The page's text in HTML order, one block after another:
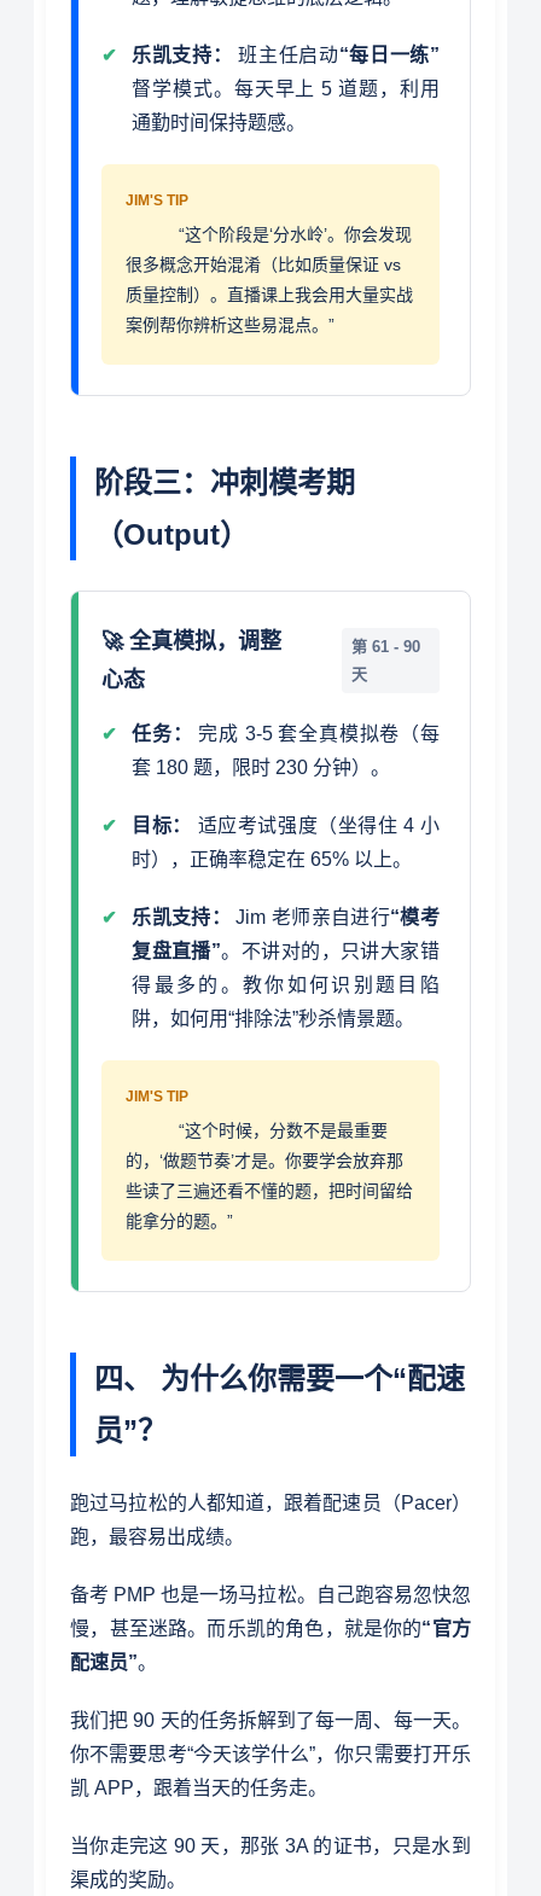
乐凯支持： 班主任启动“每日一练”
督学模式。每天早上 5 道题，利用
通勤时间保持题感。
JIM'S TIP
“这个阶段是‘分水岭’。你会发现
很多概念开始混淆（比如质量保证 vs
质量控制）。直播课上我会用大量实战
案例帮你辨析这些易混点。”
阶段三：冲刺模考期
（Output）
🚀 全真模拟，调整
心态
第 61 - 90
天
任务：
完成 3-5 套全真模拟卷（每
套 180 题，限时 230 分钟）。
目标：
适应考试强度（坐得住 4 小
时），正确率稳定在 65% 以上。
乐凯支持： Jim 老师亲自进行“模考
复盘直播”。不讲对的，只讲大家错
得最多的。教你如何识别题目陷
阱，如何用“排除法”秒杀情景题。
JIM'S TIP
“这个时候，分数不是最重要
的，‘做题节奏’才是。你要学会放弃那
些读了三遍还看不懂的题，把时间留给
能拿分的题。”
四、 为什么你需要一个“配速
员”？
跑过马拉松的人都知道，跟着配速员（Pacer）
跑，最容易出成绩。
备考 PMP 也是一场马拉松。自己跑容易忽快忽
慢，甚至迷路。而乐凯的角色，就是你的“官方
配速员”。
我们把 90 天的任务拆解到了每一周、每一天。
你不需要思考“今天该学什么”，你只需要打开乐
凯 APP，跟着当天的任务走。
当你走完这 90 天，那张 3A 的证书，只是水到
渠成的奖励。